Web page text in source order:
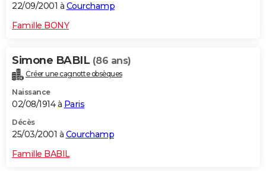
22/09/2001 à Courchamp
Famille BONY
Simone BABIL (86 ans)
Créer une cagnotte obsèques
Naissance
02/08/1914 à Paris
Décès
25/03/2001 à Courchamp
Famille BABIL